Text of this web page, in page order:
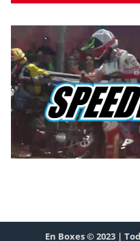
En Boxes © 2023 |